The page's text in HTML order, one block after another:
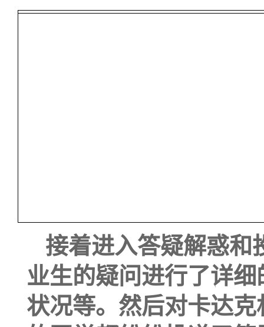
接着进入答疑解惑和
业生的疑问进行了详
状况等。 然后对卡达克